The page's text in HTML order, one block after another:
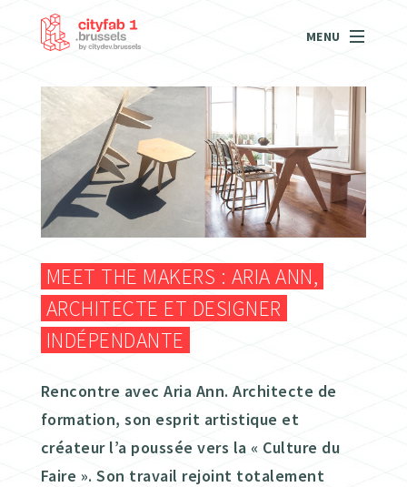
MENU
MEET THE MAKERS : ARIA ANN,
ARCHITECTE ET DESIGNER
INDÉPENDANTE
Rencontre avec Aria Ann. Architecte de
formation, son esprit artistique et
créateur l’a poussée vers la « Culture du
Faire ». Son travail rejoint totalement